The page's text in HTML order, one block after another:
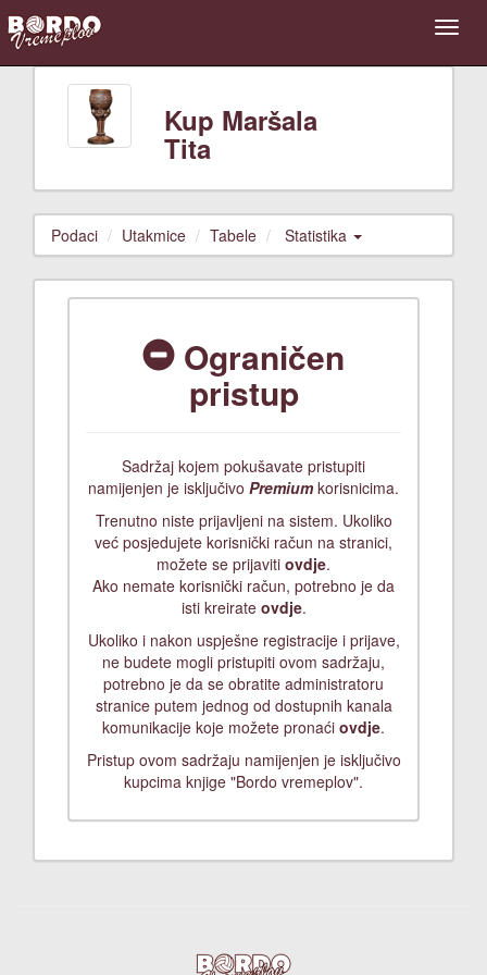
Kup Maršala
Tita
Podaci Utakmice Tabele Statistika
Ograničen
pristup
Sadržaj kojem pokušavate pristupiti
namijenjen je isključivo Premiumkorisnicima.
Trenutno niste prijavljeni na sistem. Ukoliko
već posjedujete korisnički račun na stranici,
možete se prijaviti ovdje.
Ako nemate korisnički račun, potrebno je da
isti kreirate ovdje.
Ukoliko i nakon uspješne registracije i prijave,
ne budete mogli pristupiti ovom sadržaju,
potrebno je da se obratite administratoru
stranice putem jednog od dostupnih kanala
komunikacije koje možete pronaći ovdje.
Pristup ovom sadržaju namijenjen je isključivo
kupcima knjige "Bordo vremeplov".